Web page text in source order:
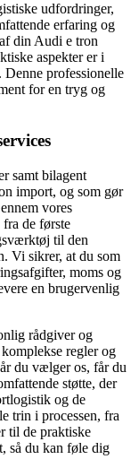
udfordringer,
erfaring og
din Audi e tron
aspekter er i
professionelle
for en tryg og
samt bilagent
import, og som gør
vores
de første
til den
Vi sikrer, at du som
moms og
en brugervenlig
rådgiver og
regler og
du vælger os, får du
støtte, der
og de
trin i processen, fra
til de praktiske
så du kan føle dig